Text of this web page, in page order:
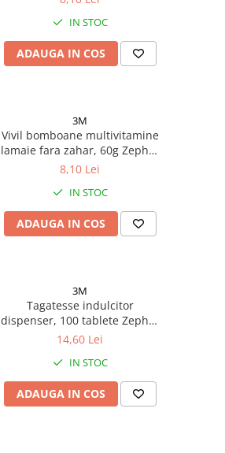
IN STOC
ADAUGA IN COS
3M
Vivil bomboane multivitamine
lamaie fara zahar, 60g Zephyr
Labs
8,10 Lei
IN STOC
ADAUGA IN COS
3M
Tagatesse indulcitor
dispenser, 100 tablete Zephyr
Labs
14,60 Lei
IN STOC
ADAUGA IN COS